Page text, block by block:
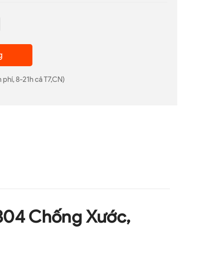
phí, 8-21h cả T7,CN)
Chống Xước,